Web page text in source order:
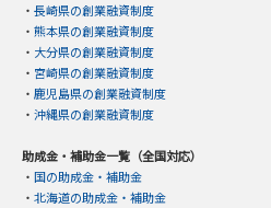
・ 長崎県の創業融資制度
・ 熊本県の創業融資制度
・ 大分県の創業融資制度
・ 宮崎県の創業融資制度
・ 鹿児島県の創業融資制度
・ 沖縄県の創業融資制度
助成金・補助金一覧（全国対応）
・ 国の助成金・補助金
・ 北海道の助成金・補助金